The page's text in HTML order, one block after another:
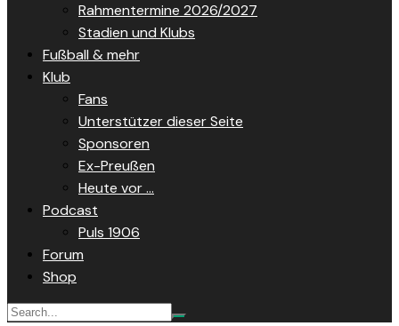
Rahmentermine 2026/2027
Stadien und Klubs
Fußball & mehr
Klub
Fans
Unterstützer dieser Seite
Sponsoren
Ex-Preußen
Heute vor …
Podcast
Puls 1906
Forum
Shop